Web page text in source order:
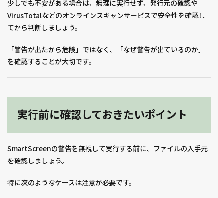
少しでも不安がある場合は、無理に実行せず、発行元の確認や
VirusTotalなどのオンラインスキャンサービスで安全性を確認し
てから判断しましょう。
「警告が出たから危険」ではなく、「なぜ警告が出ているのか」
を確認することが大切です。
実行前に確認しておきたいポイント
SmartScreenの警告を無視して実行する前に、ファイルの入手元
を確認しましょう。
特に次のようなケースは注意が必要です。